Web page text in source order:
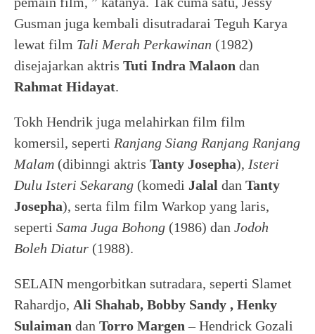
Gusman juga kembali disutradarai Teguh Karya
lewat film Tali Merah Perkawinan (1982)
disejajarkan aktris Tuti Indra Malaon dan
Rahmat Hidayat.
Tokh Hendrik juga melahirkan film film
komersil, seperti Ranjang Siang Ranjang Ranjang
Malam (dibinngi aktris Tanty Josepha), Isteri
Dulu Isteri Sekarang (komedi Jalal dan Tanty
Josepha), serta film film Warkop yang laris,
seperti Sama Juga Bohong (1986) dan Jodoh
Boleh Diatur (1988).
SELAIN mengorbitkan sutradara, seperti Slamet
Rahardjo, Ali Shahab, Bobby Sandy , Henky
Sulaiman dan Torro Margen – Hendrick Gozali